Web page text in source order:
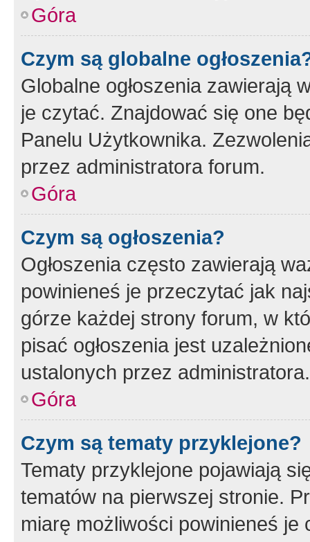
Góra
Czym są globalne
Globalne ogłoszenia zawierają
je czytać. Znajdować się one
Panelu Użytkownika.
przez administratora forum.
Góra
Czym są ogłoszenia?
Ogłoszenia często zawierają
powinieneś je przeczytać jak
górze każdej strony forum, w
pisać ogłoszenia jest
ustalonych przez administratora.
Góra
Czym są tematy przyklejone?
Tematy przyklejone pojawiają
tematów na pierwszej stronie.
miarę możliwości powinieneś je